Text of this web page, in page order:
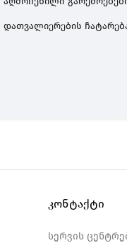
დათვალიერების
კონტაქტი
სერვის